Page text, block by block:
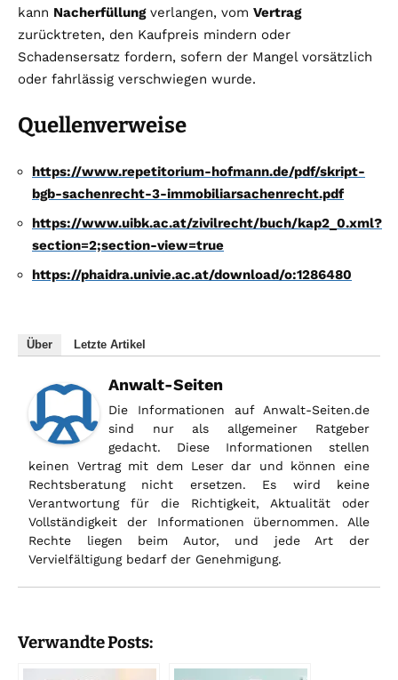
kann Nacherfüllungverlangen, vom Vertrag
zurücktreten, den Kaufpreis mindern oder
Schadensersatz fordern, sofern der Mangel vorsätzlich
oder fahrlässig verschwiegen wurde.
Quellenverweise
https://www.repetitorium-hofmann.de/pdf/skript-
bgb-sachenrecht-3-immobiliarsachenrecht.pdf
https://www.uibk.ac.at/zivilrecht/buch/kap2_0.xml?
section=2;section-view=true
https://phaidra.univie.ac.at/download/o:1286480
Über Letzte Artikel
Anwalt-Seiten
Die Informationen auf Anwalt-Seiten.de
sind nur als allgemeiner Ratgeber
gedacht. Diese Informationen stellen
keinen Vertrag mit dem Leser dar und können eine
Rechtsberatung nicht ersetzen. Es wird keine
Verantwortung für die Richtigkeit, Aktualität oder
Vollständigkeit der Informationen übernommen. Alle
Rechte liegen beim Autor, und jede Art der
Vervielfältigung bedarf der Genehmigung.
Verwandte Posts: